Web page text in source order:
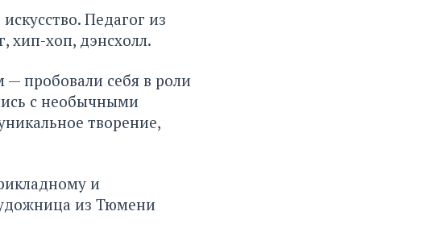
Педагог из
хип-хоп, дэнсхолл.
пробовали себя в роли
с необычными
творение,
и
из Тюмени